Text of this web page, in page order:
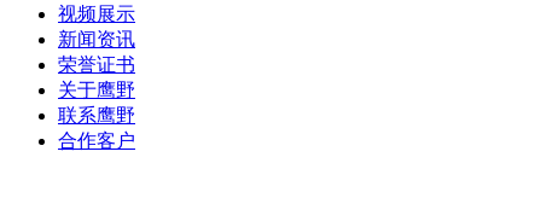
视频展示
新闻资讯
荣誉证书
关于鹰野
联系鹰野
合作客户